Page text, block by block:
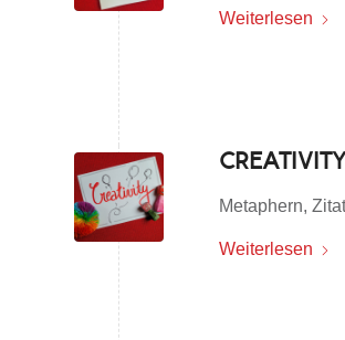
Weiterlesen
Metaphern,
Weiterlesen